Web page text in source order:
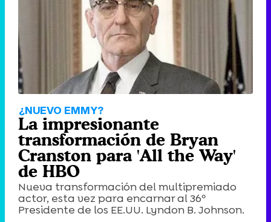
¿NUEVO EMMY?
La impresionante
transformación de Bryan
Cranston para 'All the Way'
de HBO
Nueva transformación del multipremiado
actor, esta vez para encarnar al 36º
Presidente de los EE.UU. Lyndon B. Johnson.